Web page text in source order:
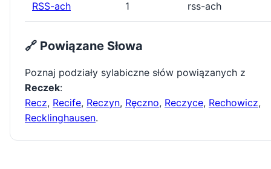
RSS-ach 1 rss-ach
🔗 Powiązane Słowa
Poznaj podziały sylabiczne słów powiązanych z
Reczek:
Recz, Recife, Reczyn, Ręczno, Reczyce, Rechowicz,
Recklinghausen.